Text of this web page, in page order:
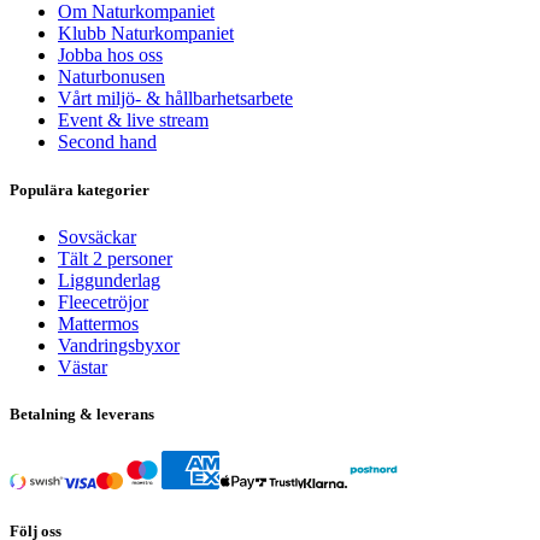
Om Naturkompaniet
Klubb Naturkompaniet
Jobba hos oss
Naturbonusen
Vårt miljö- & hållbarhetsarbete
Event & live stream
Second hand
Populära kategorier
Sovsäckar
Tält 2 personer
Liggunderlag
Fleecetröjor
Mattermos
Vandringsbyxor
Västar
Betalning & leverans
Följ oss